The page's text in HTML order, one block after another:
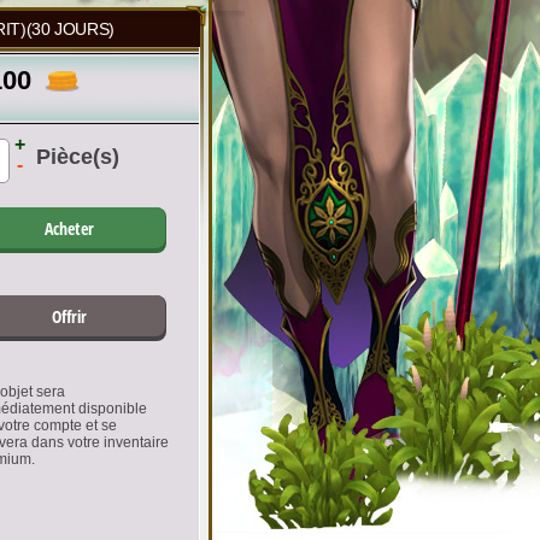
JOURS)
Pièce(s)
+
-
Acheter
Offrir
sera
disponible
compte et se
dans votre inventaire